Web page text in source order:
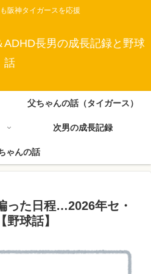
阪神タイガースを応援
ADHD長男の成長記録と野球
話
父ちゃんの話（タイガース）
次男の成長記録
ゃんの話
った日程…2026年セ・
野球話】